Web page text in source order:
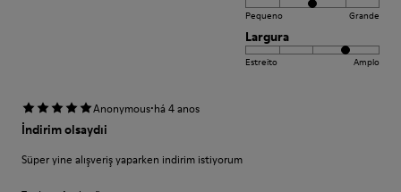
Pequeno Grande
Largura
Estreito Amplo
Anonymous·há 4 anos
İndirim olsaydıi
Süper yine alışveriş yaparken indirim istiyorum